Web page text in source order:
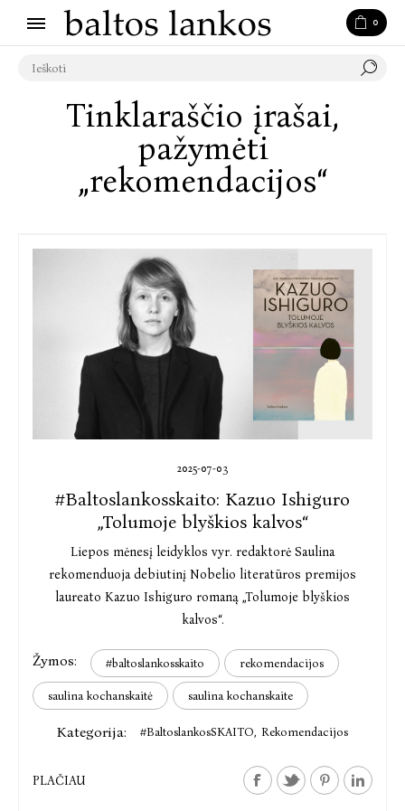
0
Tinklaraščio įrašai,
pažymėti
„rekomendacijos“
2025-07-03
#Baltoslankosskaito: Kazuo Ishiguro
„Tolumoje blyškios kalvos“
Liepos mėnesį leidyklos vyr. redaktorė Saulina
rekomenduoja debiutinį Nobelio literatūros premijos
laureato Kazuo Ishiguro romaną „Tolumoje blyškios
kalvos“.
Žymos: #baltoslankosskaito rekomendacijos
saulina kochanskaitė saulina kochanskaite
Kategorija: #BaltoslankosSKAITO, Rekomendacijos
PLAČIAU